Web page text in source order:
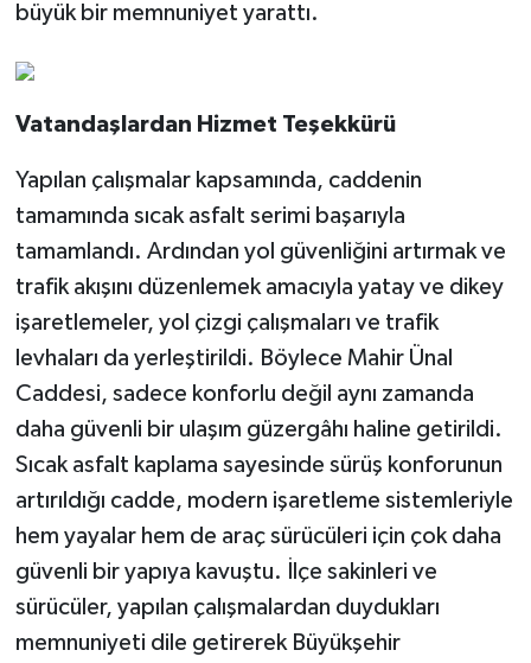
büyük bir memnuniyet yarattı.
Vatandaşlardan Hizmet Teşekkürü
Yapılan çalışmalar kapsamında, caddenin
tamamında sıcak asfalt serimi başarıyla
tamamlandı. Ardından yol güvenliğini artırmak ve
trafik akışını düzenlemek amacıyla yatay ve dikey
işaretlemeler, yol çizgi çalışmaları ve trafik
levhaları da yerleştirildi. Böylece Mahir Ünal
Caddesi, sadece konforlu değil aynı zamanda
daha güvenli bir ulaşım güzergâhı haline getirildi.
Sıcak asfalt kaplama sayesinde sürüş konforunun
artırıldığı cadde, modern işaretleme sistemleriyle
hem yayalar hem de araç sürücüleri için çok daha
güvenli bir yapıya kavuştu. İlçe sakinleri ve
sürücüler, yapılan çalışmalardan duydukları
memnuniyeti dile getirerek Büyükşehir